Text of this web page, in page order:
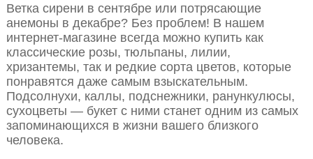
Ветка сирени в сентябре или потрясающие
анемоны в декабре? Без проблем! В нашем
интернет-магазине всегда можно купить как
классические розы, тюльпаны, лилии,
хризантемы, так и редкие сорта цветов, которые
понравятся даже самым взыскательным.
Подсолнухи, каллы, подснежники, ранункулюсы,
сухоцветы — букет с ними станет одним из самых
запоминающихся в жизни вашего близкого
человека.